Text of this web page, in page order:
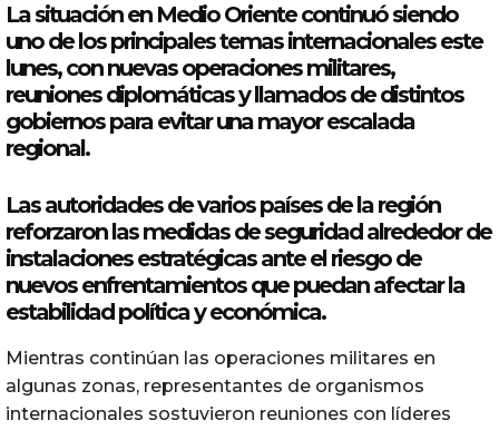
La situación en Medio Orientecontinuó siendo
uno de los principales temas internacionales este
lunes, con nuevas operaciones militares,
reuniones diplomáticas y llamados de distintos
gobiernos para evitarunamayor escalada
regional.
Las autoridades de varios países de la región
reforzaron las medidas de seguridad alrededor de
instalaciones estratégicas ante el riesgo de
nuevos enfrentamientos que puedan afectar la
estabilidadpolíticay económica.
Mientras continúan las operaciones militares en
algunas zonas, representantes de organismos
internacionales sostuvieron reuniones con líderes